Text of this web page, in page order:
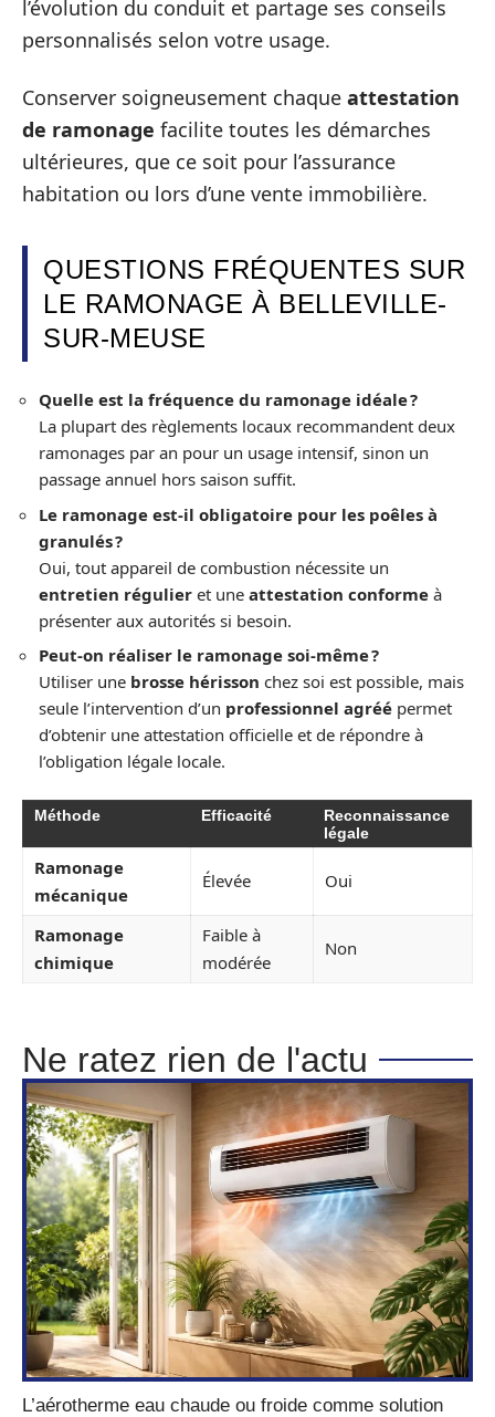
l’évolution du conduit et partage ses conseils
personnalisés selon votre usage.
Conserver soigneusement chaque attestation
de ramonage facilite toutes les démarches
ultérieures, que ce soit pour l’assurance
habitation ou lors d’une vente immobilière.
QUESTIONS FRÉQUENTES SUR
LE RAMONAGE À BELLEVILLE-
SUR-MEUSE
Quelle est la fréquence du ramonage idéale ?
La plupart des règlements locaux recommandent deux
ramonages par an pour un usage intensif, sinon un
passage annuel hors saison suffit.
Le ramonage est-il obligatoire pour les poêles à
granulés ?
Oui, tout appareil de combustion nécessite un
entretien régulier et une attestation conforme à
présenter aux autorités si besoin.
Peut-on réaliser le ramonage soi-même ?
Utiliser une brosse hérisson chez soi est possible, mais
seule l’intervention d’un professionnel agréé permet
d’obtenir une attestation officielle et de répondre à
l’obligation légale locale.
Méthode Efficacité
Reconnaissance
légale
Ramonage
mécanique
Élevée Oui
Ramonage
chimique
Faible à
modérée
Non
Ne ratez rien de l'actu
L’aérotherme eau chaude ou froide comme solution